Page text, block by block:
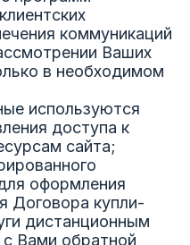
коммуникаций
Ваших
в необходимом
используются
доступа к
сайта;
оформления
Договора купли-
дистанционным
Вами обратной